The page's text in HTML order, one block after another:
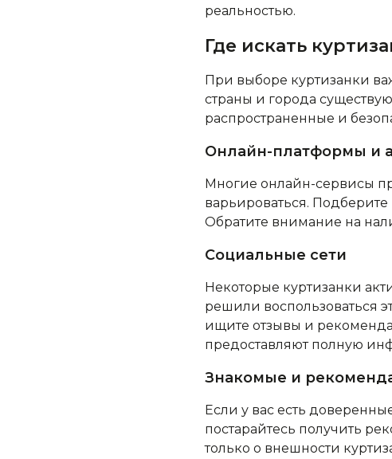
реальностью.
Где искать
При выборе куртизанки
страны и города
распространенные и
Онлайн-платформы и
Многие онлайн-сервисы
варьироваться.
Обратите внимание на
Социальные сети
Некоторые куртизанки
решили воспользоваться
ищите отзывы и
предоставляют полную
Знакомые и
Если у вас есть
постарайтесь получить
только о внешности